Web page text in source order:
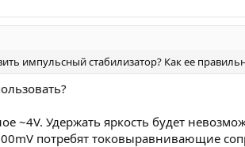
импульсный стабилизатор? Как ее
~4V. Удержать яркость будет
потребят токовыравнивающие